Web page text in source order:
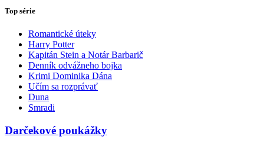
Top série
Romantické úteky
Harry Potter
Kapitán Stein a Notár Barbarič
Denník odvážneho bojka
Krimi Dominika Dána
Učím sa rozprávať
Duna
Smradi
Darčekové poukážky